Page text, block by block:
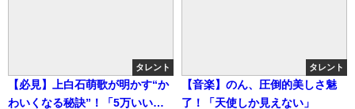
タレント
【必見】上白石萌歌が明かす“か
わいくなる秘訣”！「5万いい
タレント
【音楽】のん、圧倒的美しさ魅
了！「天使しか見えない」